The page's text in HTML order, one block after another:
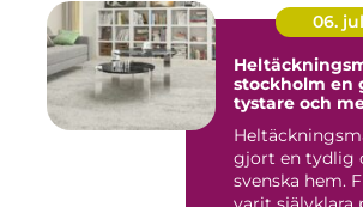
06. jul
stockholm en guide till ett
tystare och
gjort en tydlig
svenska hem.